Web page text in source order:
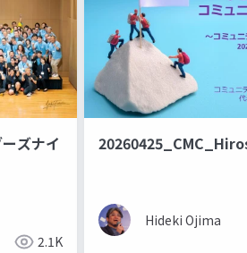
ズナイ
2.1K
Hideki Ojima